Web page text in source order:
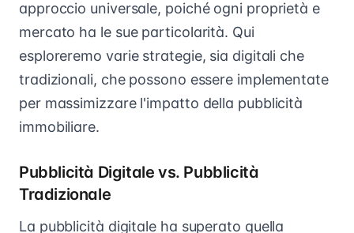
approccio universale, poiché ogni proprietà e
mercato ha le sue particolarità. Qui
esploreremo varie strategie, sia digitali che
tradizionali, che possono essere implementate
per massimizzare l'impatto della pubblicità
immobiliare.
Pubblicità Digitale vs. Pubblicità
Tradizionale
La pubblicità digitale ha superato quella